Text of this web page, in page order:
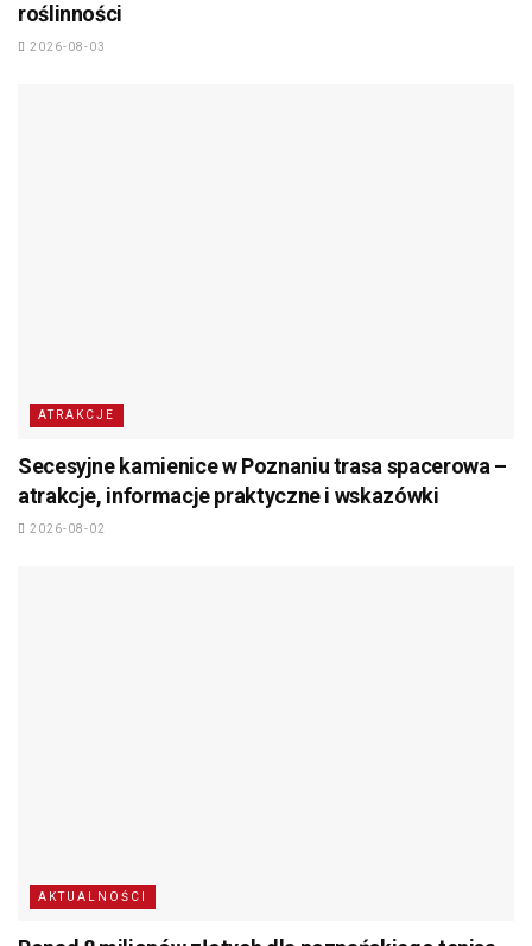
roślinności
2026-08-03
ATRAKCJE
Secesyjne kamienice w Poznaniu trasa spacerowa –
atrakcje, informacje praktyczne i wskazówki
2026-08-02
AKTUALNOŚCI